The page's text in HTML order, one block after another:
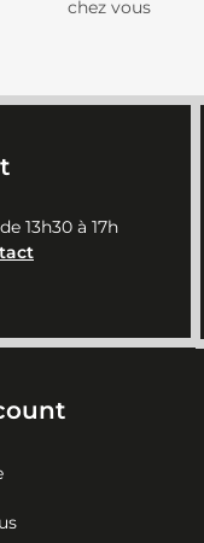
chez vous
13h30 à 17h